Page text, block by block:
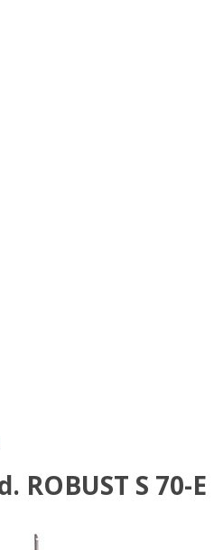
S 70-E